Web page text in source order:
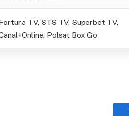
Fortuna TV, STS TV, Superbet TV,
Polsat Box Go